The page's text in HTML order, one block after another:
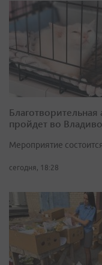
пройдет во
Мероприятие
сегодня, 18:28